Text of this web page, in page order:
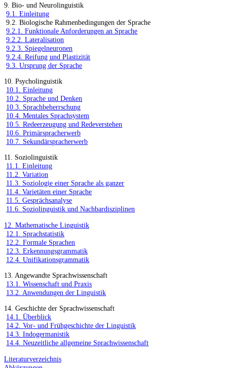
9. Bio- und Neurolinguistik
9.1. Einleitung
9.2. Biologische Rahmenbedingungen der Sprache
9.2.1. Funktionale Anforderungen an Sprache
9.2.2. Lateralisation
9.2.3. Spiegelneuronen
9.2.4. Reifung und Plastizität
9.3. Ursprung der Sprache
10. Psycholinguistik
10.1. Einleitung
10.2. Sprache und Denken
10.3. Sprachbeherrschung
10.4. Mentales Sprachsystem
10.5. Redeerzeugung und Redeverstehen
10.6. Primärspracherwerb
10.7. Sekundärspracherwerb
11. Soziolinguistik
11.1. Einleitung
11.2. Variation
11.3. Soziologie einer Sprache als ganzer
11.4. Varietäten einer Sprache
11.5. Gesprächsanalyse
11.6. Soziolinguistik und Nachbardisziplinen
12. Mathematische Linguistik
12.1. Sprachstatistik
12.2. Formale Sprachen
12.3. Erkennungsgrammatik
12.4. Unifikationsgrammatik
13. Angewandte Sprachwissenschaft
13.1. Wissenschaft und Praxis
13.2. Anwendungen der Linguistik
14. Geschichte der Sprachwissenschaft
14.1. Überblick
14.2. Vor- und Frühgeschichte der Linguistik
14.3. Indogermanistik
14.4. Neuzeitliche allgemeine Sprachwissenschaft
Literaturverzeichnis